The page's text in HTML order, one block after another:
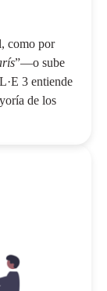
como por
”—o sube
3 entiende
de los